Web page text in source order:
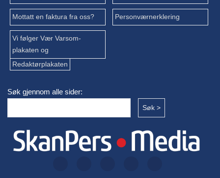
Mottatt en faktura fra oss? Personværnerklering
Vi følger Vær Varsom-
plakaten og
Redaktørplakaten
Søk gjennom alle sider: